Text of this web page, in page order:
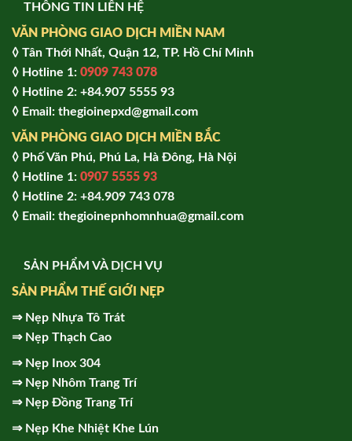
THÔNG TIN LIÊN HỆ
VĂN PHÒNG GIAO DỊCH MIỀN NAM
◊ Tân Thới Nhất, Quận 12, TP. Hồ Chí Minh
◊ Hotline 1: 0909 743 078
◊ Hotline 2: +84.907 5555 93
◊ Email: thegioinepxd@gmail.com
VĂN PHÒNG GIAO DỊCH MIỀN BẮC
◊ Phố Văn Phú, Phú La, Hà Đông, Hà Nội
◊ Hotline 1: 0907 5555 93
◊ Hot line 2: +84.909 743 078
◊ Email: thegioinepnhomnhua@gmail.com
SẢN PHẨM VÀ DỊCH VỤ
SẢN PHẨM THẾ GIỚI NẸP
⇒ Nẹp Nhựa Tô Trát
⇒ Nẹp Thạch Cao
⇒ Nẹp Inox 304
⇒ Nẹp Nhôm Trang Trí
⇒ Nẹp Đồng Trang Trí
⇒ Nẹp Khe Nhiệt Khe Lún